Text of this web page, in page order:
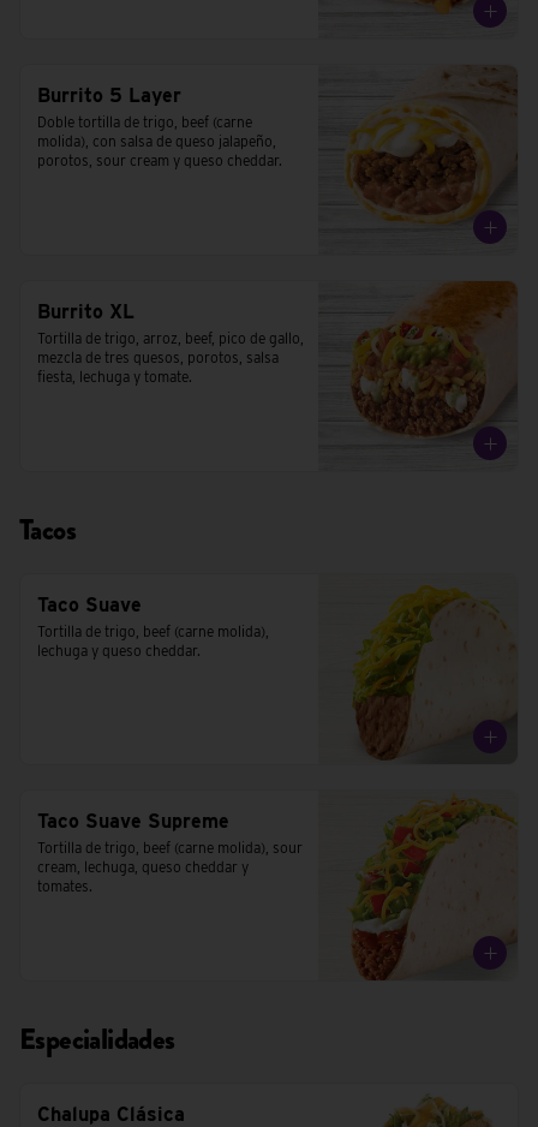
Burrito 5 Layer
Doble tortilla de trigo, beef (carne
molida), con salsa de queso jalapeño,
porotos, sour cream y queso cheddar.
Burrito XL
Tortilla de trigo, arroz, beef, pico de gallo,
mezcla de tres quesos, porotos, salsa
fiesta, lechuga y tomate.
Tacos
Taco Suave
Tortilla de trigo, beef (carne molida),
lechuga y queso cheddar.
Taco Suave Supreme
Tortilla de trigo, beef (carne molida), sour
cream, lechuga, queso cheddar y
tomates.
Especialidades
Chalupa Clásica